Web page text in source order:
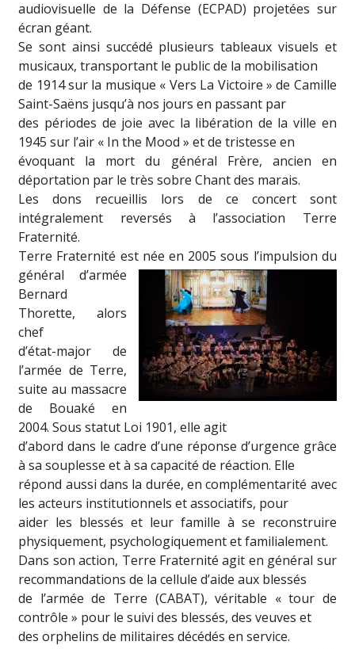
audiovisuelle de la Défense (ECPAD) projetées sur
écran géant.
Se sont ainsi succédé plusieurs tableaux visuels et
musicaux, transportant le public de la mobilisation
de 1914 sur la musique « Vers La Victoire » de Camille
Saint-Saëns jusqu’à nos jours en passant par
des périodes de joie avec la libération de la ville en
1945 sur l’air « In the Mood » et de tristesse en
évoquant la mort du général Frère, ancien en
déportation par le très sobre Chant des marais.
Les dons recueillis lors de ce concert sont
intégralement reversés à l’association Terre
Fraternité.
Terre Fraternité est née en 2005 sous l’impulsion du
général d’armée
Bernard
Thorette, alors
chef
d’état-major de
l’armée de Terre,
suite au massacre
de Bouaké en
2004. Sous statut Loi 1901, elle agit
d’abord dans le cadre d’une réponse d’urgence grâce
à sa souplesse et à sa capacité de réaction. Elle
répond aussi dans la durée, en complémentarité avec
les acteurs institutionnels et associatifs, pour
aider les blessés et leur famille à se reconstruire
physiquement, psychologiquement et familialement.
Dans son action, Terre Fraternité agit en général sur
recommandations de la cellule d’aide aux blessés
de l’armée de Terre (CABAT), véritable « tour de
contrôle » pour le suivi des blessés, des veuves et
des orphelins de militaires décédés en service.